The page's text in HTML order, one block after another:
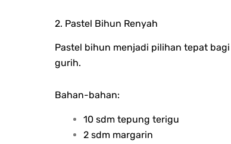
2. Pastel Bihun Renyah
Pastel bihun menjadi pilihan tepat
gurih.
Bahan-bahan:
10 sdm tepung terigu
2 sdm margarin